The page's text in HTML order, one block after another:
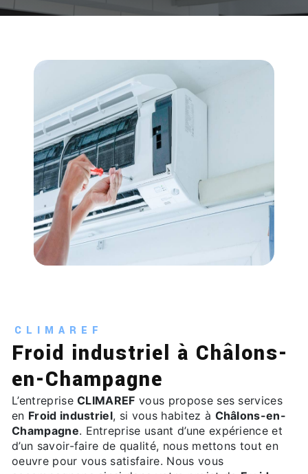
CLIMAREF
Froid industriel à Châlons-
en-Champagne
L’entrepriseCLIMAREF vous propose ses services
en Froid industriel, si vous habitez à Châlons-en-
Champagne. Entreprise usant d’une expérience et
d’un savoir-faire de qualité, nous mettons tout en
oeuvre pour vous satisfaire. Nous vous